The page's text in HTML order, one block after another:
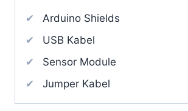
Arduino Shields
USB Kabel
Sensor Module
Jumper Kabel